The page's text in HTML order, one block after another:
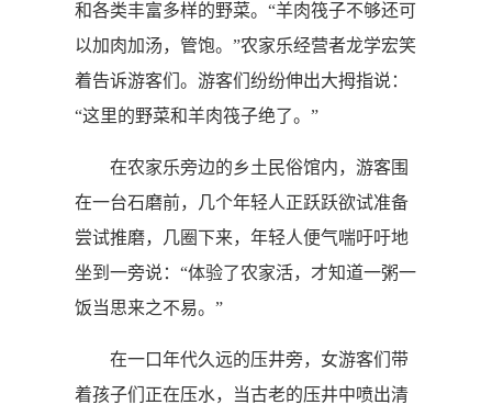
和各类丰富多样的野菜。“羊肉筏子不够还可
以加肉加汤，管饱。”农家乐经营者龙学宏笑
着告诉游客们。游客们纷纷伸出大拇指说：
“这里的野菜和羊肉筏子绝了。”
在农家乐旁边的乡土民俗馆内，游客围
在一台石磨前，几个年轻人正跃跃欲试准备
尝试推磨，几圈下来，年轻人便气喘吁吁地
坐到一旁说：“体验了农家活，才知道一粥一
饭当思来之不易。”
在一口年代久远的压井旁，女游客们带
着孩子们正在压水，当古老的压井中喷出清